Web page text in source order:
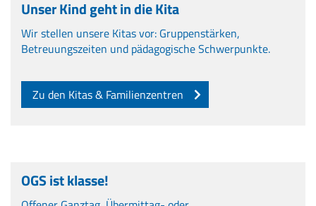
Unser Kind geht in die Kita
Wir stellen unsere Kitas vor: Gruppenstärken,
Betreuungszeiten und pädagogische Schwerpunkte.
Zu den Kitas & Familienzentren
OGS ist klasse!